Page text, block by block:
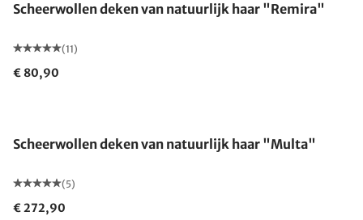
Scheerwollen deken van natuurlijk haar "Remira"
(11)
€ 80,90
Scheerwollen deken van natuurlijk haar "Multa"
(5)
€ 272,90